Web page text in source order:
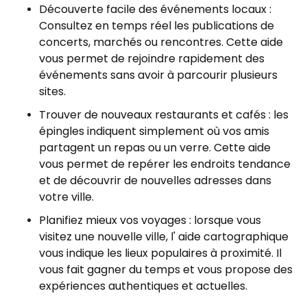
Découverte facile des événements locaux :
Consultez en temps réel les publications de
concerts, marchés ou rencontres. Cette aide
vous permet de rejoindre rapidement des
événements sans avoir à parcourir plusieurs
sites.
Trouver de nouveaux restaurants et cafés : les
épingles indiquent simplement où vos amis
partagent un repas ou un verre. Cette aide
vous permet de repérer les endroits tendance
et de découvrir de nouvelles adresses dans
votre ville.
Planifiez mieux vos voyages : lorsque vous
visitez une nouvelle ville, l' aide cartographique
vous indique les lieux populaires à proximité. Il
vous fait gagner du temps et vous propose des
expériences authentiques et actuelles.